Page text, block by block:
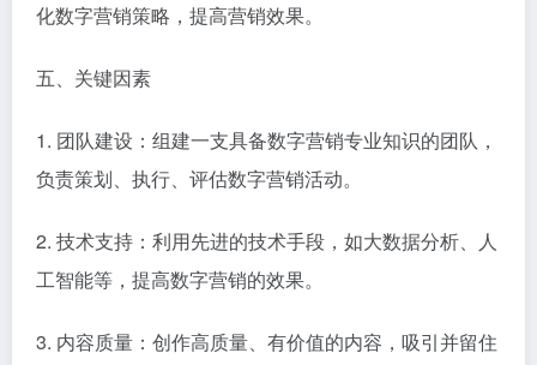
化数字营销策略，提高营销效果。
五、关键因素
1. 团队建设：组建一支具备数字营销专业知识的团队，
负责策划、执行、评估数字营销活动。
2. 技术支持：利用先进的技术手段，如大数据分析、人
工智能等，提高数字营销的效果。
3. 内容质量：创作高质量、有价值的内容，吸引并留住